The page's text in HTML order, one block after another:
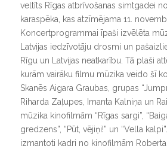
veltīts Rīgas atbrīvošanas simtgadei
karaspēka, kas atzīmējama 11.
Koncertprogrammai īpaši izvēlēta
Latvijas iedzīvotāju drosmi un
Rīgu un Latvijas neatkarību. Tā plaši
kurām vairāku filmu mūzika veido šī
Skanēs Aigara Graubas, grupas
Riharda Zaļupes, Imanta Kalniņa un
mūzika kinofilmām “Rīgas sargi”,
gredzens”, “Pūt, vējiņi!” un “Vella
izmantoti kadri no kinofilmām